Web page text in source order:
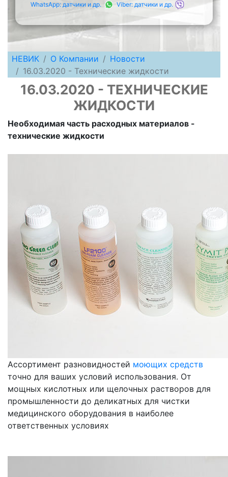
WhatsApp: датчики и др. Viber: датчики и др.
НЕВИК О Компании
Новости
16.03.2020 - Технические жидкости
16.03.2020 - ТЕХНИЧЕСКИЕ
ЖИДКОСТИ
Необходимая часть расходных материалов -
технические жидкости
Ассортимент разновидностей моющих средств
точно для ваших условий использования. От
мощных кислотных или щелочных растворов для
промышленности до деликатных для чистки
медицинского оборудования в наиболее
ответственных условиях